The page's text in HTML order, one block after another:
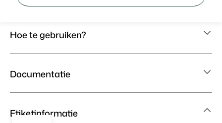
Hoe te gebruiken?
Documentatie
Etiketinformatie